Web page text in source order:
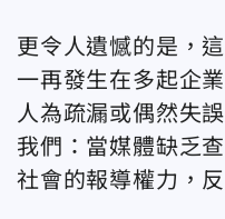
更令人遺憾的是，
一再發生在多起企
人為疏漏或偶然失
我們：當媒體缺乏
社會的報導權力，